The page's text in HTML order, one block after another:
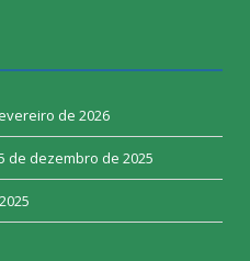
de 2026
de dezembro de 2025